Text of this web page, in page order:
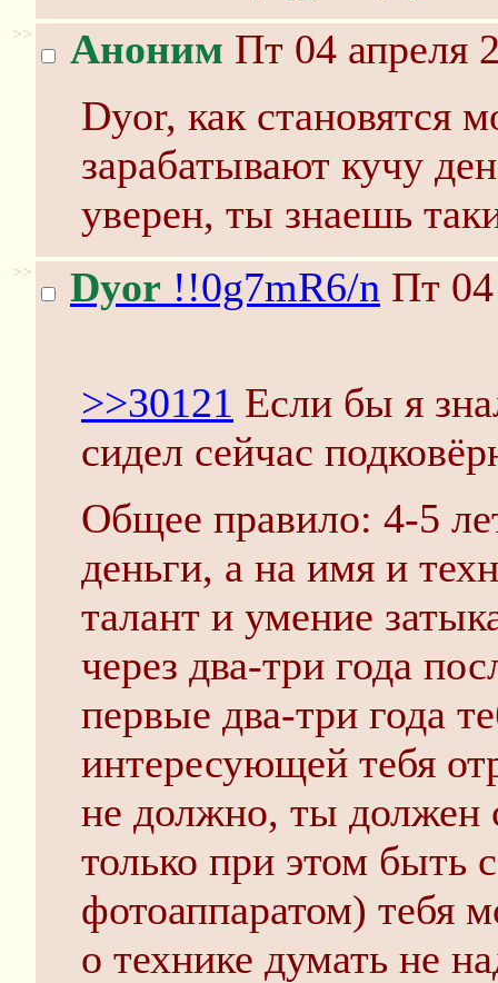
>> Аноним Пт 04 апреля
Dyor, как становятся
зарабатывают кучу
уверен, ты знаешь
>> Dyor !!0g7mR6/n Пт
>>30121 Если бы я
сидел сейчас
Общее правило: 4-5
деньги, а на имя и
талант и умение
через два-три года
первые два-три года
интересующей тебя
не должно, ты должен
только при этом быть
фотоаппаратом) тебя
о технике думать не